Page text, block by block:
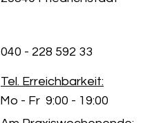
040 - 228 592 33
Tel. Erreichbarkeit:
Mo - Fr 9:00 - 19:00